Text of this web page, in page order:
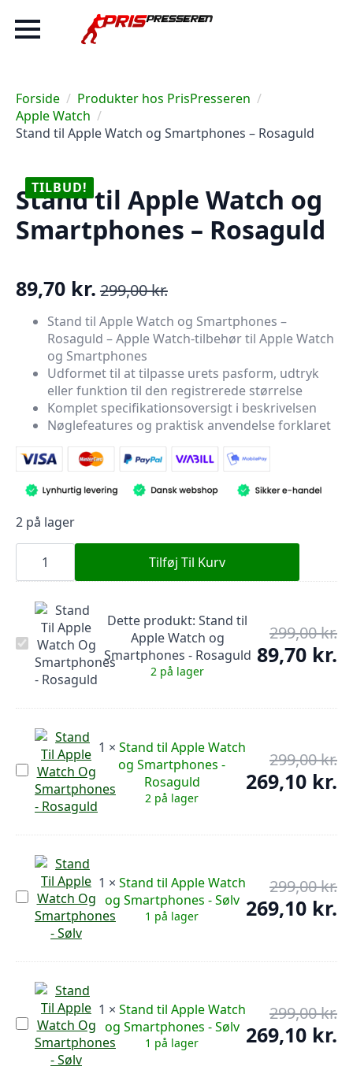
Forside
Produkter hos PrisPresseren
Apple Watch
Stand til Apple Watch og Smartphones – Rosaguld
TILBUD!
Stand til Apple Watch og
Smartphones – Rosaguld
299,00kr.
Den
oprindelige
pris
var:
299,00 kr..
89,70 kr.
Den
aktuelle
pris
er:
89,70 kr..
Stand til Apple Watch og Smartphones –
Rosaguld – Apple Watch-tilbehør til Apple Watch
og Smartphones
Udformet til at tilpasse urets pasform, udtryk
eller funktion til den registrerede størrelse
Komplet specifikationsoversigt i beskrivelsen
Nøglefeatures og praktisk anvendelse forklaret
2 på lager
Stand
Watch
Smartphones
Rosaguld
antal
Tilføj Til Kurv
Stand
til
Apple
Watch
Smartphones
Rosaguld
Dette produkt: Stand til
Apple Watch og
Smartphones - Rosaguld
2 på lager
299,00kr.
89,70 kr.
Stand
til
Apple
Watch
Smartphones
Rosaguld
1 × Stand til Apple Watch
og Smartphones -
Rosaguld
2 på lager
299,00kr.
269,10 kr.
Stand
til
Apple
Watch
Smartphones
Sølv
1 × Stand til Apple Watch
og Smartphones - Sølv
1 på lager
299,00kr.
269,10 kr.
Stand
til
Apple
Watch
1 × Stand til Apple Watch
og Smartphones - Sølv
1 på lager
299,00kr.
269,10 kr.